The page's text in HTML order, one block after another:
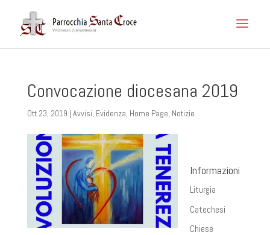
Convocazione diocesana 2019
Ott 23, 2019 | Avvisi, Evidenza, Home Page, Notizie
Informazioni
Liturgia
Catechesi
Chiese